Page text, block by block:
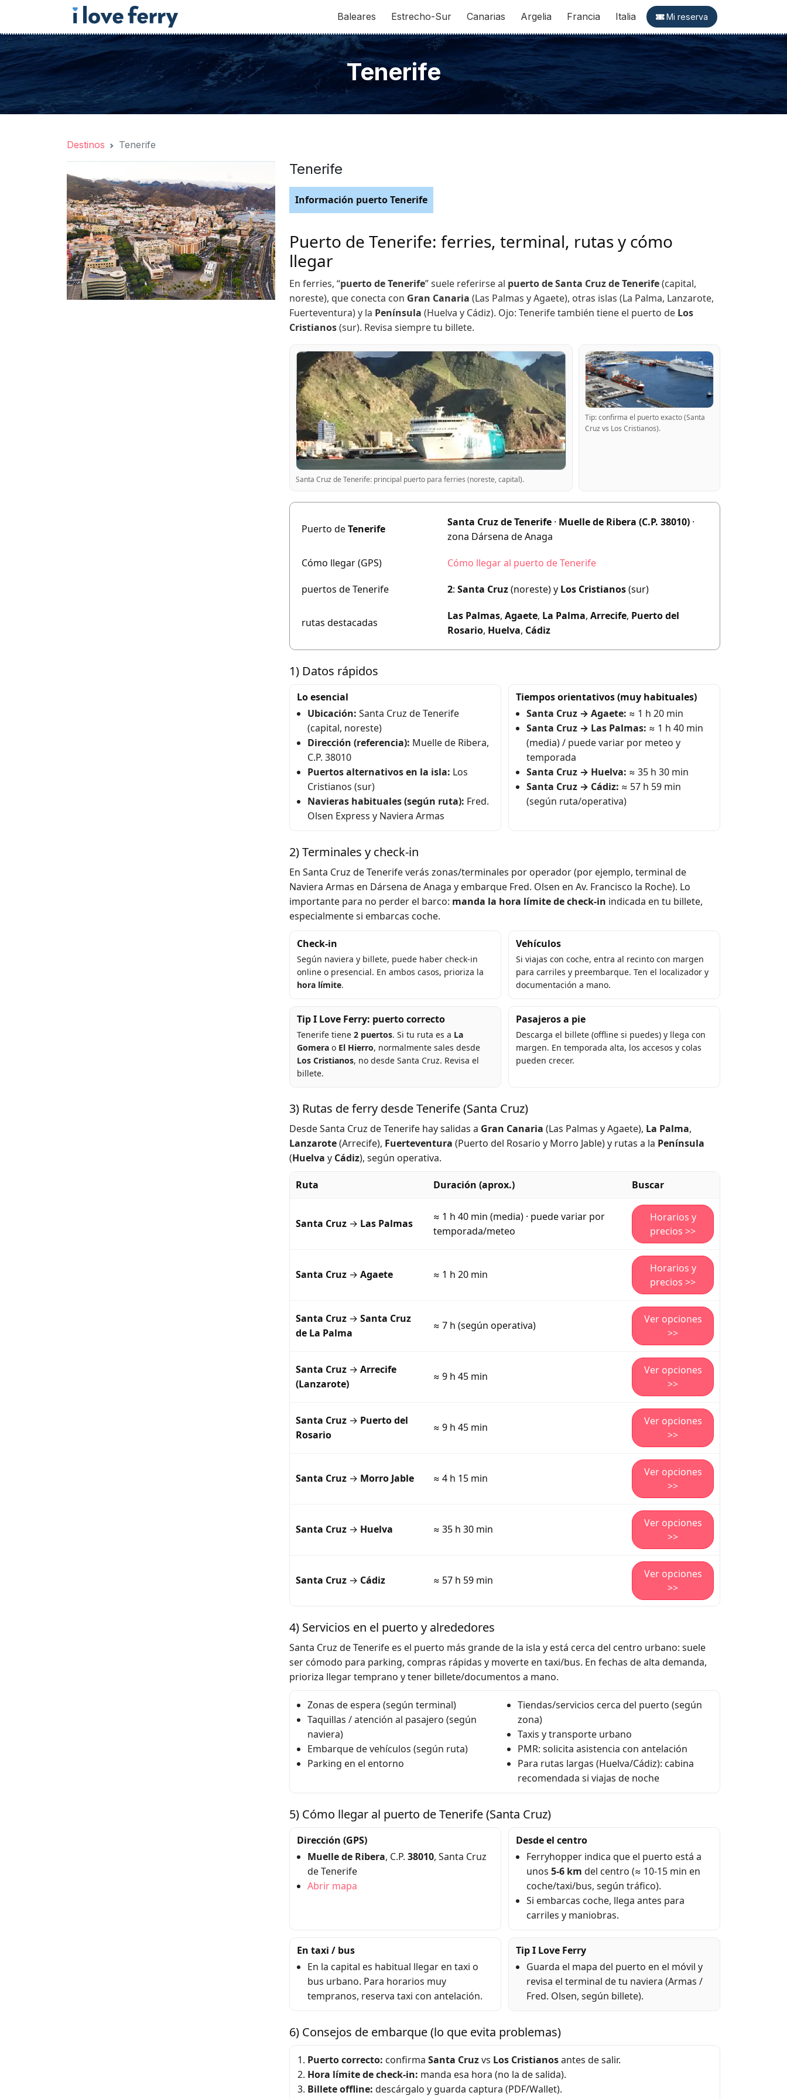
Baleares Estrecho-Sur Canarias Argelia Francia Italia Mi reserva
Tenerife
Destinos Tenerife
Tenerife
Información puerto Tenerife
Puerto de Tenerife: ferries, terminal, rutas y cómo
llegar
En ferries, “puerto de Tenerife” suele referirse al puerto de Santa Cruz de Tenerife(capital,
noreste), que conecta con Gran Canaria (Las Palmas y Agaete), otras islas (La Palma, Lanzarote,
Fuerteventura) y la Península (Huelva y Cádiz). Ojo: Tenerife también tiene el puerto de Los
Cristianos(sur). Revisa siempre tu billete.
Santa Cruz de Tenerife: principal puerto para ferries (noreste, capital).
Tip: confirma el puerto exacto (Santa
Cruz vs Los Cristianos).
Puerto deTenerife
Santa Cruz de Tenerife · Muelle de Ribera (C.P. 38010) ·
zona Dársena de Anaga
Cómo llegar (GPS) Cómo llegar al puerto de Tenerife
puertos de Tenerife 2: Santa Cruz(noreste) y Los Cristianos(sur)
rutas destacadas
Las Palmas, Agaete, La Palma, Arrecife, Puerto del
Rosario, Huelva, Cádiz
1) Datos rápidos
Lo esencial
Ubicación: Santa Cruz de Tenerife
(capital, noreste)
Dirección (referencia): Muelle de Ribera,
C.P. 38010
Puertos alternativos en la isla: Los
Cristianos (sur)
Navieras habituales (según ruta): Fred.
Olsen Express y Naviera Armas
Tiempos orientativos (muy habituales)
Santa Cruz → Agaete: ≈ 1 h 20 min
Santa Cruz → Las Palmas: ≈ 1 h 40 min
(media) / puede variar por meteo y
temporada
Santa Cruz → Huelva: ≈ 35 h 30 min
Santa Cruz → Cádiz: ≈ 57 h 59 min
(según ruta/operativa)
2) Terminales y check-in
En Santa Cruz de Tenerife verás zonas/terminales por operador (por ejemplo, terminal de
Naviera Armas en Dársena de Anaga y embarque Fred. Olsen en Av. Francisco la Roche). Lo
importante para no perder el barco: manda la hora límite de check-in indicada en tu billete,
especialmente si embarcas coche.
Check-in
Según naviera y billete, puede haber check-in
online o presencial. En ambos casos, prioriza la
hora límite.
Vehículos
Si viajas con coche, entra al recinto con margen
para carriles y preembarque. Ten el localizador y
documentación a mano.
Tip I Love Ferry: puerto correcto
Tenerife tiene 2 puertos. Si tu ruta es a La
Gomera o El Hierro, normalmente sales desde
Los Cristianos, no desde Santa Cruz. Revisa el
billete.
Pasajeros a pie
Descarga el billete (offline si puedes) y llega con
margen. En temporada alta, los accesos y colas
pueden crecer.
3) Rutas de ferry desde Tenerife (Santa Cruz)
Desde Santa Cruz de Tenerife hay salidas a Gran Canaria (Las Palmas y Agaete), La Palma,
Lanzarote(Arrecife), Fuerteventura (Puerto del Rosario y Morro Jable) y rutas a la Península
(Huelva y Cádiz), según operativa.
Ruta Duración (aprox.) Buscar
Santa Cruz → Las Palmas
≈ 1 h 40 min (media) · puede variar por
temporada/meteo
Horarios y
precios >>
Santa Cruz → Agaete ≈ 1 h 20 min
Horarios y
precios >>
Santa Cruz → Santa Cruz
de La Palma
≈ 7 h (según operativa)
Ver opciones
>>
Santa Cruz → Arrecife
(Lanzarote)
≈ 9 h 45 min
Ver opciones
>>
Santa Cruz → Puerto del
Rosario
≈ 9 h 45 min
Ver opciones
>>
Santa Cruz → Morro Jable ≈ 4 h 15 min
Ver opciones
>>
Santa Cruz → Huelva ≈ 35 h 30 min
Ver opciones
>>
Santa Cruz → Cádiz ≈ 57 h 59 min
Ver opciones
>>
4) Servicios en el puerto y alrededores
Santa Cruz de Tenerife es el puerto más grande de la isla y está cerca del centro urbano: suele
ser cómodo para parking, compras rápidas y moverte en taxi/bus. En fechas de alta demanda,
prioriza llegar temprano y tener billete/documentos a mano.
Zonas de espera (según terminal)
Taquillas / atención al pasajero (según
naviera)
Embarque de vehículos (según ruta)
Parking en el entorno
Tiendas/servicios cerca del puerto (según
zona)
Taxis y transporte urbano
PMR: solicita asistencia con antelación
Para rutas largas (Huelva/Cádiz): cabina
recomendada si viajas de noche
5) Cómo llegar al puerto de Tenerife (Santa Cruz)
Dirección (GPS)
Muelle de Ribera, C.P. 38010, Santa Cruz
de Tenerife
Abrir mapa
Desde el centro
Ferryhopper indica que el puerto está a
unos 5-6 km del centro (≈ 10-15 min en
coche/taxi/bus, según tráfico).
Si embarcas coche, llega antes para
carriles y maniobras.
En taxi / bus
En la capital es habitual llegar en taxi o
bus urbano. Para horarios muy
tempranos, reserva taxi con antelación.
Tip I Love Ferry
Guarda el mapa del puerto en el móvil y
revisa el terminal de tu naviera (Armas /
Fred. Olsen, según billete).
6) Consejos de embarque (lo que evita problemas)
Puerto correcto: confirma Santa Cruzvs Los Cristianosantes de salir.
Hora límite de check-in: manda esa hora (no la de salida).
Billete offline: descárgalo y guarda captura (PDF/Wallet).